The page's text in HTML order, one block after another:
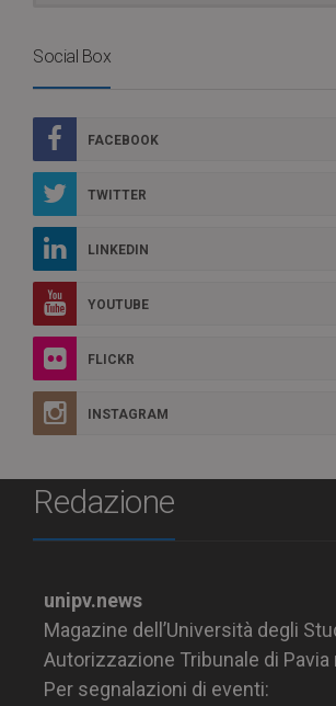
Social Box
FACEBOOK
TWITTER
LINKEDIN
YOUTUBE
FLICKR
INSTAGRAM
Redazione
unipv.news
Magazine dell’Università degli
Autorizzazione Tribunale di Pavia
Per segnalazioni di eventi: